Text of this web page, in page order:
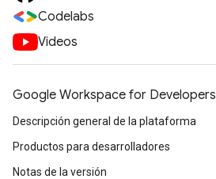
Codelabs
Videos
Google Workspace for Developers
Descripción general de la plataforma
Productos para desarrolladores
Notas de la versión